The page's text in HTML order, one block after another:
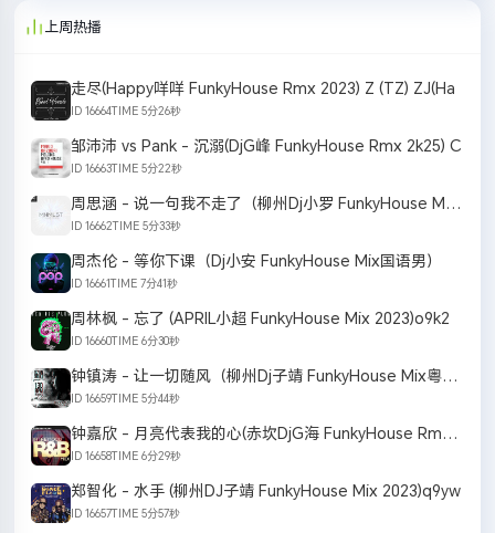
上周热播
走尽(Happy咩咩 FunkyHouse Rmx 2023) Z (TZ) ZJ(Ha
ID 16664TIME 5分26秒
邹沛沛 vs Pank - 沉溺(DjG峰 FunkyHouse Rmx 2k25) C
ID 16663TIME 5分22秒
周思涵 - 说一句我不走了（柳州Dj小罗 FunkyHouse Mix国语女）
ID 16662TIME 5分33秒
周杰伦 - 等你下课（Dj小安 FunkyHouse Mix国语男）
ID 16661TIME 7分41秒
周林枫 - 忘了 (APRIL小超 FunkyHouse Mix 2023)o9k2
ID 16660TIME 6分30秒
钟镇涛 - 让一切随风（柳州Dj子靖 FunkyHouse Mix粤语男）v2
ID 16659TIME 5分44秒
钟嘉欣 - 月亮代表我的心(赤坎DjG海 FunkyHouse Rmx 2023) Y
ID 16658TIME 6分29秒
郑智化 - 水手 (柳州DJ子靖 FunkyHouse Mix 2023)q9yw
ID 16657TIME 5分57秒